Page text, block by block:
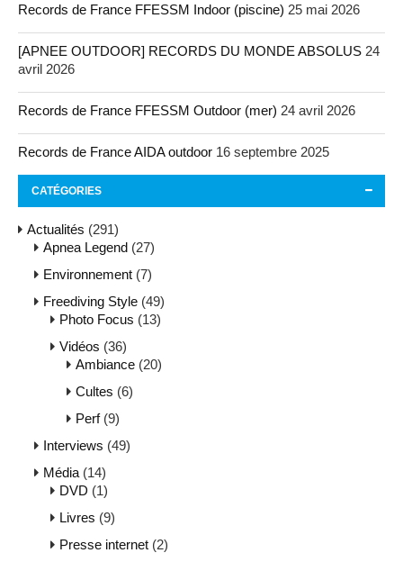
Records de France FFESSM Indoor (piscine) 25 mai 2026
[APNEE OUTDOOR] RECORDS DU MONDE ABSOLUS 24
avril 2026
Records de France FFESSM Outdoor (mer) 24 avril 2026
Records de France AIDA outdoor 16 septembre 2025
CATÉGORIES
Actualités (291)
Apnea Legend (27)
Environnement (7)
Freediving Style (49)
Photo Focus (13)
Vidéos (36)
Ambiance (20)
Cultes (6)
Perf(9)
Interviews (49)
Média (14)
DVD (1)
Livres (9)
Presse internet (2)